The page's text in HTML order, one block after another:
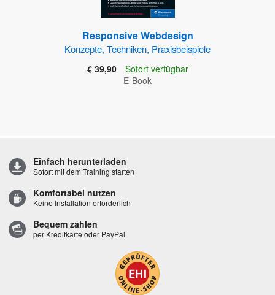
Responsive Webdesign
Konzepte, Techniken, Praxisbeispiele
€ 39,90
Sofort verfügbar
E-Book
Einfach herunterladen
Sofort mit dem Training starten
Komfortabel nutzen
Keine Installation erforderlich
Bequem zahlen
per Kreditkarte oder PayPal